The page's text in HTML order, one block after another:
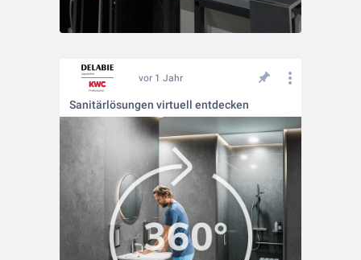
vor 1 Jahr
Sanitärlösungen virtuell entdecken